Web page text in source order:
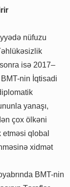
nüfuzu
isə 2017–
nin İqtisadi
yanaşı,
çox ölkəni
qlobal
xidmət
BMT-nin